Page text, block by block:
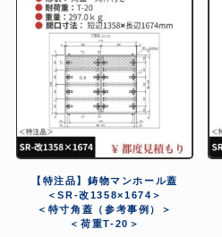
【特注品】鋳物マンホール蓋
＜SR-改1358×1674＞
＜特寸角蓋（参考事例）＞
＜荷重T-20＞